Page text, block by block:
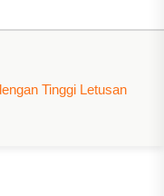
Tinggi Letusan